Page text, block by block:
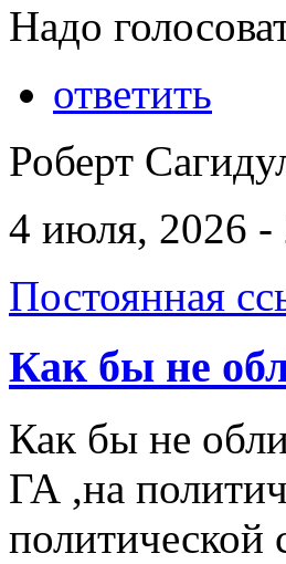
Надо
ответить
Роберт
4 июля, 2026 -
Постоянная
Как бы не
Как бы не
ГА ,на